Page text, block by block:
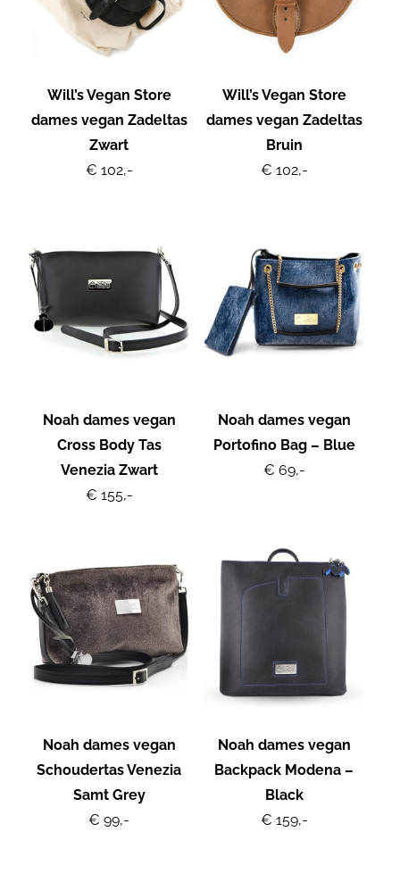
Will’s Vegan Store
dames vegan Zadeltas
Zwart
€ 102,-
Will’s Vegan Store
dames vegan Zadeltas
Bruin
€ 102,-
Noah dames vegan
Cross Body Tas
Venezia Zwart
€ 155,-
Noah dames vegan
Portofino Bag – Blue
€ 69,-
Noah dames vegan
Schoudertas Venezia
Samt Grey
€ 99,-
Noah dames vegan
Backpack Modena –
Black
€ 159,-